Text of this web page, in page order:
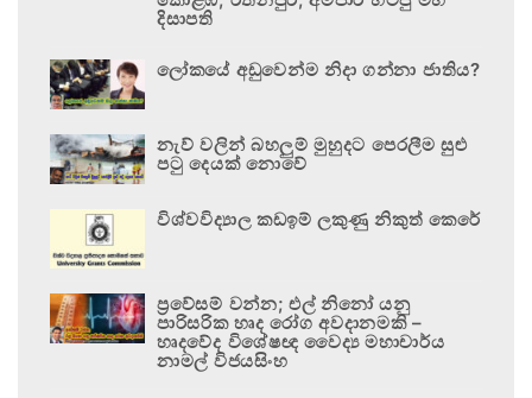
දිසාපති
ලෝකයේ අඩුවෙන්ම නිදා ගන්නා ජාතිය?
නැව් වලින් බහලුම් මුහුදට පෙරලීම සුළු
පටු දෙයක් නොවේ
විශ්වවිද්‍යාල කඩඉම් ලකුණු නිකුත් කෙරේ
ප්‍රවේසම් වන්න; එල් නිනෝ යනු
පාරිසරික හෘද රෝග අවදානමකි –
හෘදවේද විශේෂඥ වෛද්‍ය මහාචාර්ය
නාමල් විජයසිංහ